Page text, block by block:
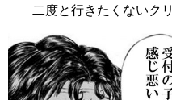
二度と行きたくないク